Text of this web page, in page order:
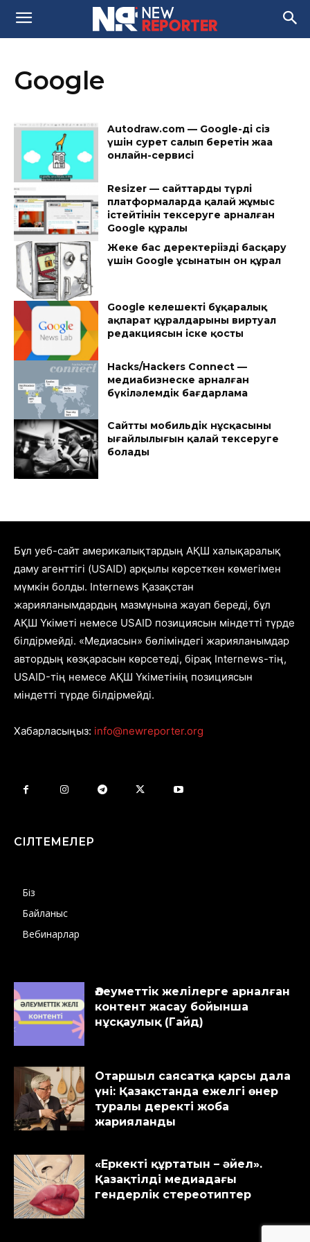
Google
Autodraw.com — Google-дің сіз
үшін сурет салып беретін жаңа
онлайн-сервисі
Resizer — сайттардың түрлі
платформаларда қалай жұмыс
істейтінін тексеруге арналған
Google құралы
Жеке бас деректеріңізді басқару
үшін Google ұсынатын он құрал
Google келешектің бұқаралық
ақпарат құралдарының виртуал
редакциясын іске қосты
Hacks/Hackers Connect —
медиабизнеске арналған
бүкіләлемдік бағдарлама
Сайттың мобильдік нұсқасының
ыңғайлылығын қалай тексеруге
болады
Бұл уеб-сайт америкалықтардың АҚШ халықаралық
даму агенттігі (USAID) арқылы көрсеткен көмегімен
мүмкін болды. Internews Қазақстан
жарияланымдардың мазмұнына жауап береді, бұл
АҚШ Үкіметі немесе USAID позициясын міндетті түрде
білдірмейді. «Медиасын» бөліміндегі жарияланымдар
автордың көзқарасын көрсетеді, бірақ Internews-тің,
USAID-тің немесе АҚШ Үкіметінің позициясын
міндетті түрде білдірмейді.
Хабарласыңыз: info@newreporter.org
СІЛТЕМЕЛЕР
Біз
Байланыс
Вебинарлар
Әлеуметтік желілерге арналған
контент жасау бойынша
нұсқаулық (Гайд)
Отаршыл саясатқа қарсы дала
үні: Қазақстанда ежелгі өнер
туралы деректі жоба
жарияланды
«Еркекті құртатын – әйел».
Қазақтілді медиадағы
гендерлік стереотиптер